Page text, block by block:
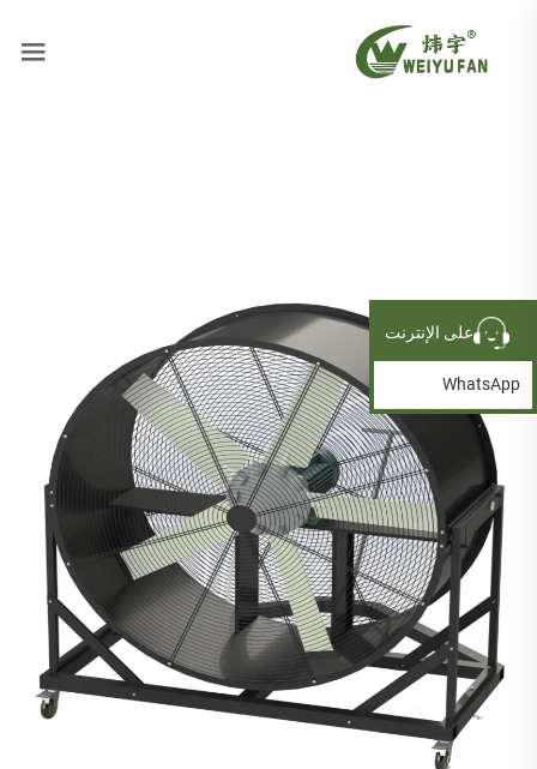
على الإنترنت
WhatsApp